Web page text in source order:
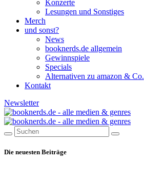
Konzerte
Lesungen und Sonstiges
Merch
und sonst?
News
booknerds.de allgemein
Gewinnspiele
Specials
Alternativen zu amazon & Co.
Kontakt
Newsletter
Die neuesten Beiträge